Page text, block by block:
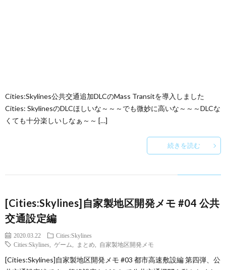
Cities:Skylines公共交通追加DLCのMass Transitを導入しました
Cities: SkylinesのDLCほしいな～～～でも微妙に高いな～～～DLCな
くても十分楽しいしなぁ～～ […]
続きを読む
[Cities:Skylines]自家製地区開発メモ #04 公共
交通設定編
2020.03.22
Cities:Skylines
Cities:Skylines
ゲーム まとめ 自家製地区開発メモ
[Cities:Skylines]自家製地区開発メモ #03 都市高速敷設編 第四弾、公